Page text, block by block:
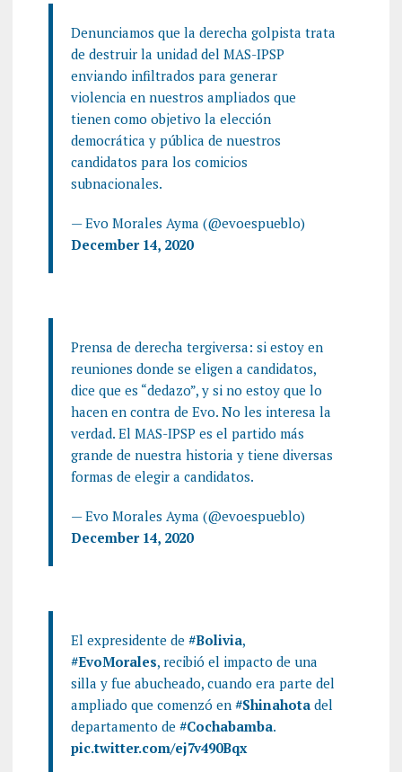
Denunciamos que la derecha golpista trata
de destruir la unidad del MAS-IPSP
enviando infiltrados para generar
violencia en nuestros ampliados que
tienen como objetivo la elección
democrática y pública de nuestros
candidatos para los comicios
subnacionales.
— Evo Morales Ayma (@evoespueblo)
December 14, 2020
Prensa de derecha tergiversa: si estoy en
reuniones donde se eligen a candidatos,
dice que es “dedazo”, y si no estoy que lo
hacen en contra de Evo. No les interesa la
verdad. El MAS-IPSP es el partido más
grande de nuestra historia y tiene diversas
formas de elegir a candidatos.
— Evo Morales Ayma (@evoespueblo)
December 14, 2020
El expresidente de #Bolivia,
#EvoMorales, recibió el impacto de una
silla y fue abucheado, cuando era parte del
ampliado que comenzó en #Shinahotadel
departamento de #Cochabamba.
pic.twitter.com/ej7v490Bqx